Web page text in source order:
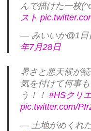
んで描けた一枚
スト
— みいいか@1日
年7月28日
暑さと悪天候が
気を付けて何事
う！！ #HSクリ
pic.twitter.com/
— 土地がめくれ